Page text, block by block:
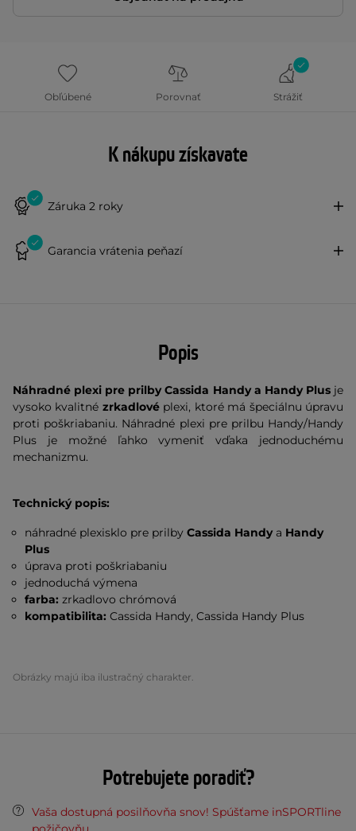
Obľúbené Porovnať Strážiť
K nákupu získavate
Záruka 2 roky
Garancia vrátenia peňazí
Popis
Náhradné plexi pre prilby Cassida Handy a Handy Plusje
vysoko kvalitné zrkadlovéplexi, ktoré má špeciálnu úpravu
proti poškriabaniu. Náhradné plexi pre prilbu Handy/Handy
Plus je možné ľahko vymeniť vďaka jednoduchému
mechanizmu.
Technický popis:
náhradné plexisklo pre prilbyCassida Handya Handy
Plus
úprava proti poškriabaniu
jednoduchá výmena
farba: zrkadlovo chrómová
kompatibilita: Cassida Handy, Cassida Handy Plus
Obrázky majú iba ilustračný charakter.
Potrebujete poradiť?
Vaša dostupná posilňovňa snov! Spúšťame inSPORTline